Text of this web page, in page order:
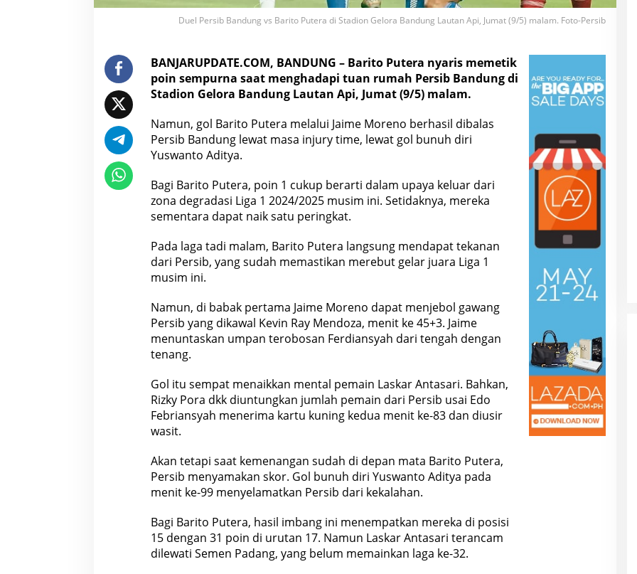
D
e
a
d
a
s
Duel Persib Bandung vs Barito Putera di Stadion Gelora Bandung Lautan Api, Jumat (9/5) malam. Foto-Persib
BANJARUPDATE.COM, BANDUNG – Barito Putera nyaris memetik
poin sempurna saat menghadapi tuan rumah Persib Bandung di
Stadion Gelora Bandung Lautan Api, Jumat (9/5) malam.
Namun, gol Barito Putera melalui Jaime Moreno berhasil dibalas
Persib Bandung lewat masa injury time, lewat gol bunuh diri
Yuswanto Aditya.
Bagi Barito Putera, poin 1 cukup berarti dalam upaya keluar dari
zona degradasi Liga 1 2024/2025 musim ini. Setidaknya, mereka
sementara dapat naik satu peringkat.
Pada laga tadi malam, Barito Putera langsung mendapat tekanan
dari Persib, yang sudah memastikan merebut gelar juara Liga 1
musim ini.
Namun, di babak pertama Jaime Moreno dapat menjebol gawang
Persib yang dikawal Kevin Ray Mendoza, menit ke 45+3. Jaime
menuntaskan umpan terobosan Ferdiansyah dari tengah dengan
tenang.
Gol itu sempat menaikkan mental pemain Laskar Antasari. Bahkan,
Rizky Pora dkk diuntungkan jumlah pemain dari Persib usai Edo
Febriansyah menerima kartu kuning kedua menit ke-83 dan diusir
wasit.
Akan tetapi saat kemenangan sudah di depan mata Barito Putera,
Persib menyamakan skor. Gol bunuh diri Yuswanto Aditya pada
menit ke-99 menyelamatkan Persib dari kekalahan.
Bagi Barito Putera, hasil imbang ini menempatkan mereka di posisi
15 dengan 31 poin di urutan 17. Namun Laskar Antasari terancam
dilewati Semen Padang, yang belum memainkan laga ke-32.